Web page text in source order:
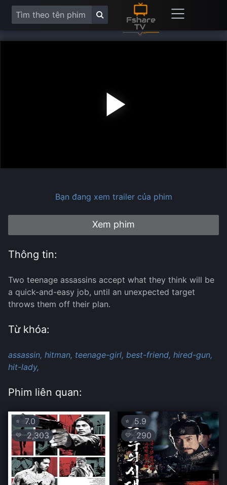
Bạn đang xem trailer của phim
Xem phim
Thông tin:
Two teenage assassins accept what they think will be
a quick-and-easy job, until an unexpected target
throws them off their plan.
Từ khóa:
assassin, hitman, teenage-girl, best-friend, hired-gun,
hit-lady,
Phim liên quan:
⭐ 7.0
💛2,303
⭐ 5.9
💛290